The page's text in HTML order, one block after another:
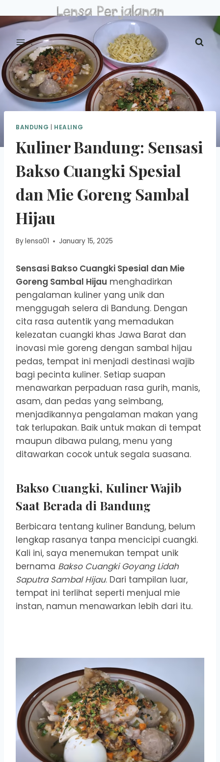
to
content
BANDUNG | HEALING
Kuliner Bandung: Sensasi
Bakso Cuangki Spesial
dan Mie Goreng Sambal
Hijau
Bylensa01 January 15, 2025
Sensasi Bakso Cuangki Spesial dan Mie
Goreng Sambal Hijau menghadirkan
pengalaman kuliner yang unik dan
menggugah selera di Bandung. Dengan
cita rasa autentik yang memadukan
kelezatan cuangki khas Jawa Barat dan
inovasi mie goreng dengan sambal hijau
pedas, tempat ini menjadi destinasi wajib
bagi pecinta kuliner. Setiap suapan
menawarkan perpaduan rasa gurih, manis,
asam, dan pedas yang seimbang,
menjadikannya pengalaman makan yang
tak terlupakan. Baik untuk makan di tempat
maupun dibawa pulang, menu yang
ditawarkan cocok untuk segala suasana.
Bakso Cuangki, Kuliner Wajib
Saat Berada di Bandung
Berbicara tentang kuliner Bandung, belum
lengkap rasanya tanpa mencicipi cuangki.
Kali ini, saya menemukan tempat unik
bernama Bakso Cuangki Goyang Lidah
Saputra Sambal Hijau. Dari tampilan luar,
tempat ini terlihat seperti menjual mie
instan, namun menawarkan lebih dari itu.